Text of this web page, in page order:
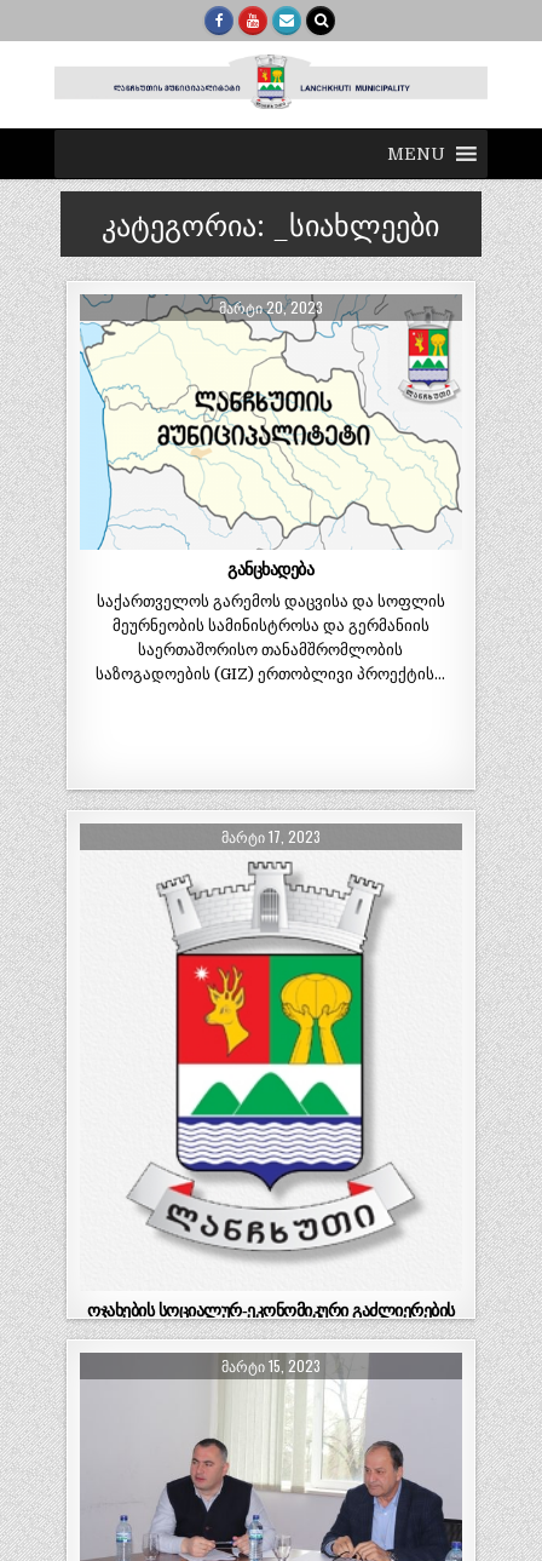
MENU
კატეგორია: _სიახლეები
ᲛᲐᲠᲢᲘ 20, 2023
განცხადება
საქართველოს გარემოს დაცვისა და სოფლის
მეურნეობის სამინისტროსა და გერმანიის
საერთაშორისო თანამშრომლობის
საზოგადოების (GIZ) ერთობლივი პროექტის…
ᲛᲐᲠᲢᲘ 17, 2023
ოჯახების სოციალურ-ეკონომიკური გაძლიერების
მხარდაჭერის პროგრამიდან დაფინანსების
მიღების მსურველთათვის 21 მარტიდან ბიზნეს
იდეების კონკურსი ცხადდება
ᲛᲐᲠᲢᲘ 15, 2023